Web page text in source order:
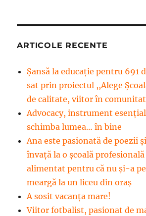
ARTICOLE RECENTE
Șansă la educație pentru 691
sat prin proiectul ,,Alege
de calitate, viitor în
Advocacy, instrument
schimba lumea… în bine
Ana este pasionată de poezii
învață la o școală
alimentat pentru că nu și-a
meargă la un liceu din oraș
A sosit vacanța mare!
Viitor fotbalist, pasionat de